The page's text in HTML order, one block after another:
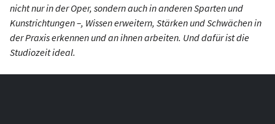
nicht nur in der Oper, sondern auch in anderen Sparten und
Kunstrichtungen –, Wissen erweitern, Stärken und Schwächen in
der Praxis erkennen und an ihnen arbeiten. Unddafürist die
Studiozeit ideal.